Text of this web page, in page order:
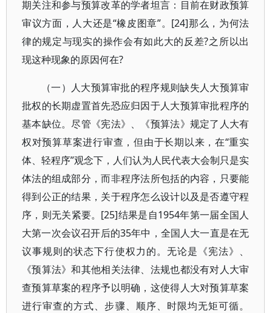
期关注和参与预算改革的学者坦言：目前在财政预算
审议方面，人大还是“橡皮图章”。[24]那么，为何法
律的规定与现实的操作会有如此大的反差?之所以出
现这种现象的原因何在?
（一）人大预算审批的程序规则缺失人大预算审
批权的长期虚置首先恐应归因于人大预算审批程序的
基本缺位。尽管《宪法》、《预算法》规定了人大有
权对预算草案进行审查，但由于长期以来，在“重实
体、轻程序”观念下，人们认为人民代表大会制只是实
体法的组成部分，而非程序法所包括的内容，只要能
得到公正的结果，关于程序怎么设计以及是否遵守程
序，则无关紧要。[25]结果是自1954年第一届全国人
大第一次会议召开后的35年中，全国人大一直是在无
议事规则的状态下行使权力的。无论是《宪法》、
《预算法》和其他相关法律、法规也都没有对人大审
查预算草案的程序予以明确，这使得人大对预算草案
进行审查的方式、步骤、顺序、时限均无矩可循。